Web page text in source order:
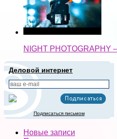
NIGHT PHOTOGRAPHY
Деловой интернет
Подписаться письмом
Новые записи